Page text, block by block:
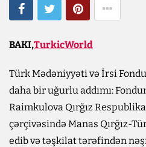
BAKI,TurkicWorld
Türk Mədəniyyəti və İrsi
daha bir uğurlu addımı:
Raimkulova Qırğız
çərçivəsində Manas Qırğız-
edib və təşkilat tərəfindən